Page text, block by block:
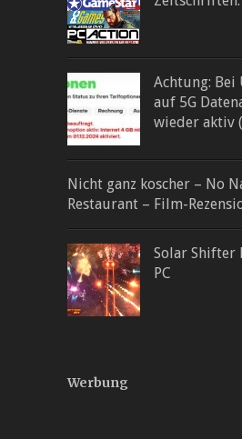
Achtung:
auf 5G
wieder aktiv
Nicht ganz koscher – No
Restaurant – Film-
Solar Shifter
PC
Werbung